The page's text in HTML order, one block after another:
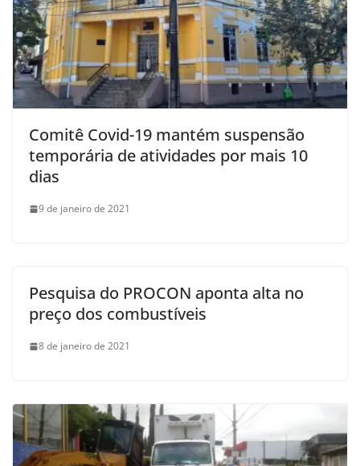
Comitê Covid-19 mantém suspensão
temporária de atividades por mais 10
dias
9 de janeiro de 2021
Pesquisa do PROCON aponta alta no
preço dos combustíveis
8 de janeiro de 2021